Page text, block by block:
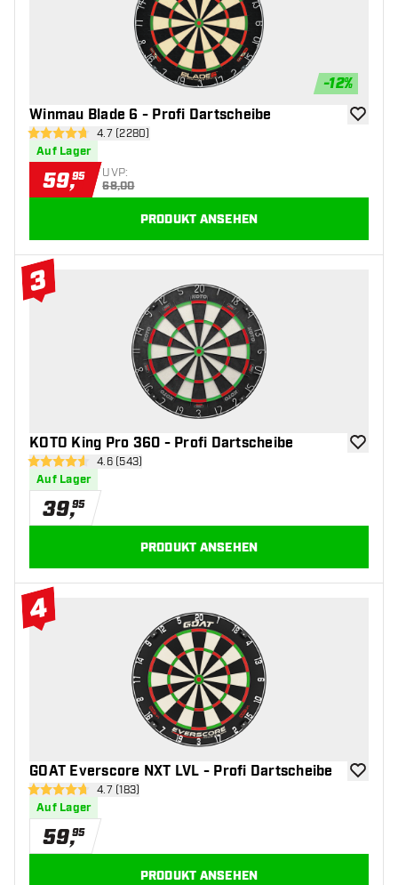
-12%
Winmau Blade 6 - Profi Dartscheibe
Bewertungsbereich öffnen
4.7 Bewertungssterne
4.7 (2280)
Auf Lager
Zur
59,95 UVP:
68,00
PRODUKT ANSEHEN
3
#3 Top 10
KOTO King Pro 360 - Profi Dartscheibe
Bewertungsbereich öffnen
4.6 Bewertungssterne
4.6 (543)
Auf Lager
Zur
39,95
PRODUKT ANSEHEN
4
#4 Top 10
GOAT Everscore NXT LVL - Profi Dartscheibe
Bewertungsbereich öffnen
4.7 Bewertungssterne
4.7 (183)
Auf Lager
Zur
59,95
PRODUKT ANSEHEN